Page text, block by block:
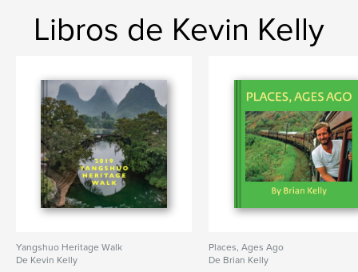
Libros de Kevin Kelly
Yangshuo Heritage Walk
De Kevin Kelly
Places, Ages Ago
De Brian Kelly